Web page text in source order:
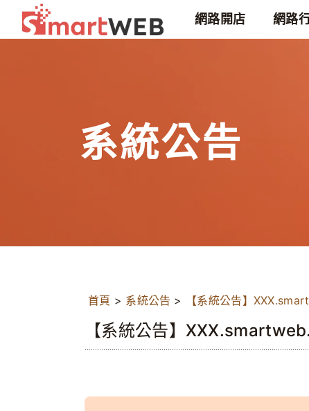
網路開店 網路
系統公告
首頁 > 系統公告 > 【系統公告】
【系統公告】